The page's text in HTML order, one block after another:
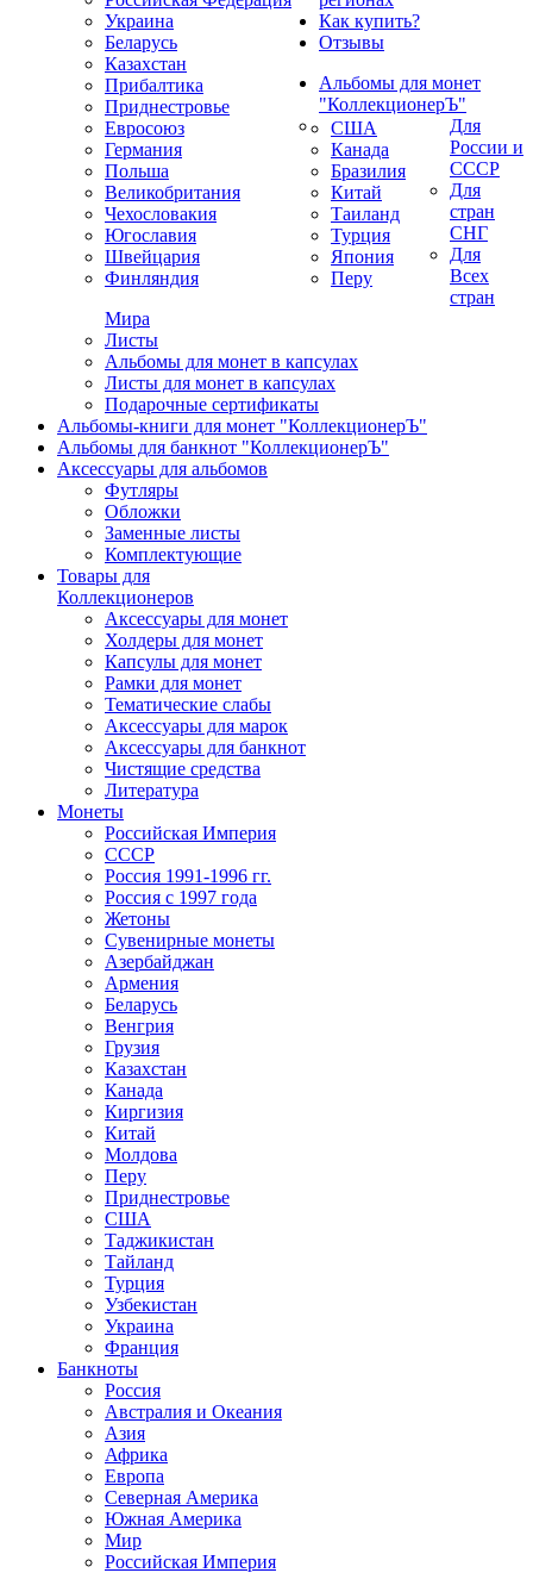
Украина
Беларусь
Казахстан
Прибалтика
Приднестровье
Евросоюз
Германия
Польша
Великобритания
Чехословакия
Югославия
Швейцария
Финляндия
США
Канада
Бразилия
Китай
Таиланд
Турция
Япония
Перу
Как купить?
Отзывы
Альбомы для монет
"КоллекционерЪ"
Для
России и
СССР
Для
стран
СНГ
Для
Всех
стран
Мира
Листы
Альбомы для монет в капсулах
Листы для монет в капсулах
Подарочные сертификаты
Альбомы-книги для монет "КоллекционерЪ"
Альбомы для банкнот "КоллекционерЪ"
Аксессуары для альбомов
Футляры
Обложки
Заменные листы
Комплектующие
Товары для
Коллекционеров
Аксессуары для монет
Холдеры для монет
Капсулы для монет
Рамки для монет
Тематические слабы
Аксессуары для марок
Аксессуары для банкнот
Чистящие средства
Литература
Монеты
Российская Империя
СССР
Россия 1991-1996 гг.
Россия с 1997 года
Жетоны
Сувенирные монеты
Азербайджан
Армения
Беларусь
Венгрия
Грузия
Казахстан
Канада
Киргизия
Китай
Молдова
Перу
Приднестровье
США
Таджикистан
Тайланд
Турция
Узбекистан
Украина
Франция
Банкноты
Россия
Австралия и Океания
Азия
Африка
Европа
Северная Америка
Южная Америка
Мир
Российская Империя